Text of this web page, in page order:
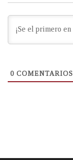
0 COMENTARIOS